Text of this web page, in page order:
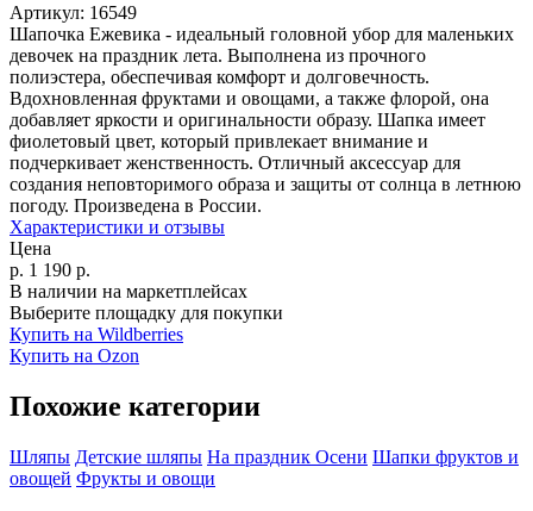
Артикул: 16549
Шапочка Ежевика - идеальный головной убор для маленьких
девочек на праздник лета. Выполнена из прочного
полиэстера, обеспечивая комфорт и долговечность.
Вдохновленная фруктами и овощами, а также флорой, она
добавляет яркости и оригинальности образу. Шапка имеет
фиолетовый цвет, который привлекает внимание и
подчеркивает женственность. Отличный аксессуар для
создания неповторимого образа и защиты от солнца в летнюю
погоду. Произведена в России.
Характеристики и отзывы
Цена
р. 1 190 р.
В наличии на маркетплейсах
Выберите площадку для покупки
Купить на Wildberries
Купить на Ozon
Похожие категории
Шляпы Детские шляпы На праздник Осени Шапки фруктов и
овощей Фрукты и овощи